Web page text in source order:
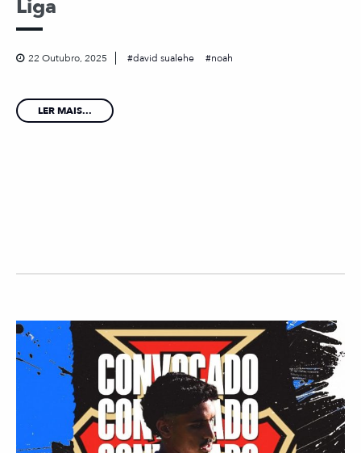
Liga
22 Outubro, 2025 david sualehe noah
LER MAIS...